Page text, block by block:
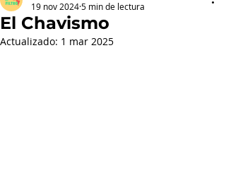
El Chavismo
19 nov 20245 min de lectura
Actualizado: 1 mar 2025